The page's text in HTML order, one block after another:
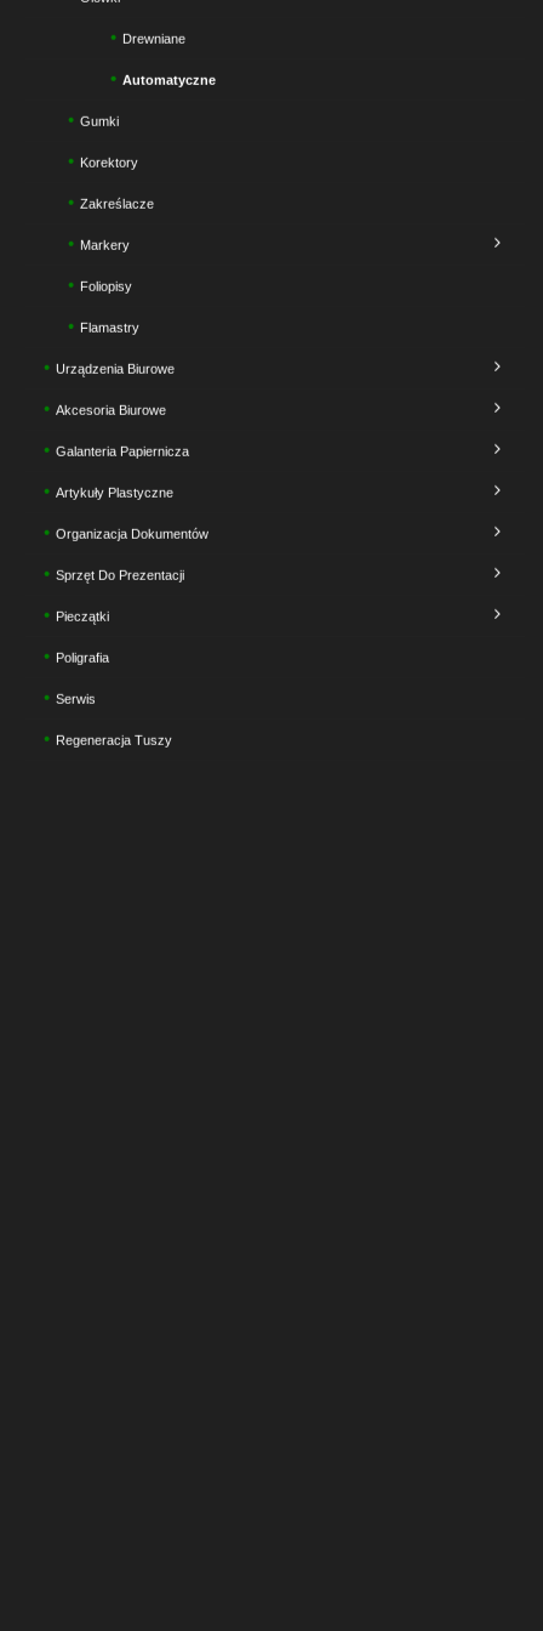
Drewniane
Automatyczne
Gumki
Korektory
Zakreślacze
Markery
Foliopisy
Flamastry
Urządzenia Biurowe
Akcesoria Biurowe
Galanteria Papiernicza
Artykuły Plastyczne
Organizacja Dokumentów
Sprzęt Do Prezentacji
Pieczątki
Poligrafia
Serwis
Regeneracja Tuszy